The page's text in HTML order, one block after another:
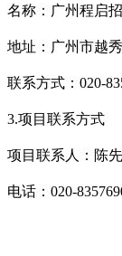
名称：广州程启
地址：广州市越
联系方式： 020-
3.项目联系方式
项目联系人：陈
电话： 020-